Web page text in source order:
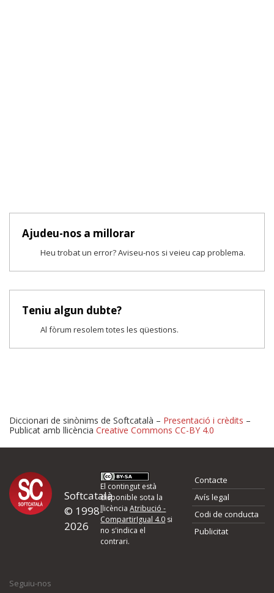
Ajudeu-nos a millorar
Heu trobat un error? Aviseu-nos si veieu cap problema.
Teniu algun dubte?
Al fòrum resolem totes les qüestions.
Proposeu-nos millores o
d'errors
Si heu trobat un error o voleu proposar alguna millora, ompliu els
quina és la millora que proposeu o l'error del qual voleu informar-
Diccionari de sinònims de Softcatalà – Presentació i crèdits –
Publicat amb llicència Creative Commons CC-BY 4.0
Softcatalà
© 1998-
2026
El contingut està
disponible sota la
llicènciaAtribució -
CompartirIgual 4.0 si
no s'indica el
contrari.
Contacte
Avís legal
Codi de conducta
Publicitat
Seguiu-nos